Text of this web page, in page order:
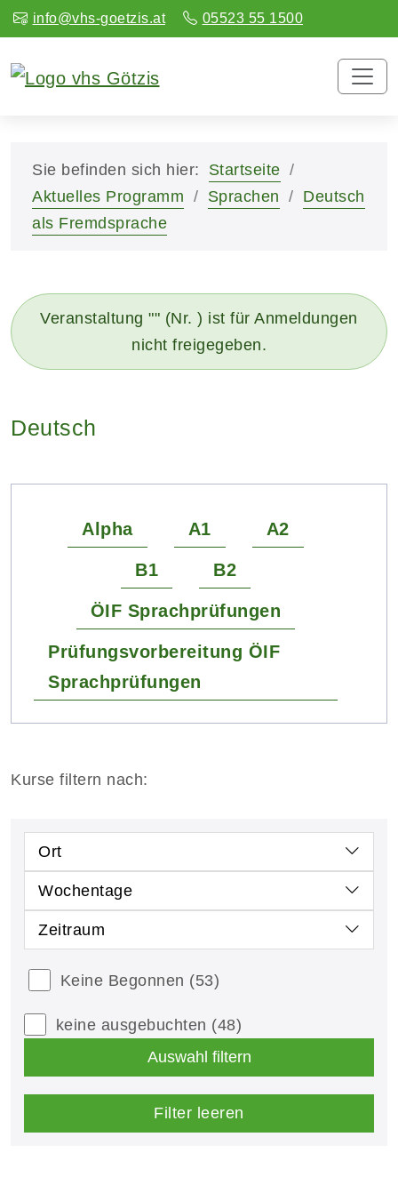
info@vhs-goetzis.at 05523 55 1500
Sie befinden sich hier:
Startseite
Aktuelles Programm
Sprachen
Deutsch
als Fremdsprache
Veranstaltung "" (Nr. ) ist für Anmeldungen
nicht freigegeben.
Deutsch
Alpha A1 A2
B1 B2
ÖIF Sprachprüfungen
Prüfungsvorbereitung ÖIF
Sprachprüfungen
Kurse filtern nach:
Ort
Wochentage
Zeitraum
Keine Begonnen (53)
keine ausgebuchten (48)
Auswahl filtern
Filter leeren